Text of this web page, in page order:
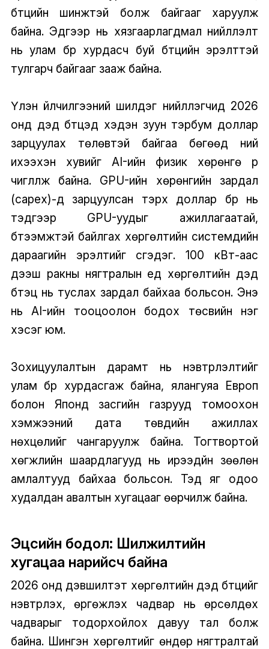
бүтцийн шинжтэй болж байгааг харуулж
байна. Эдгээр нь хязгаарлагдмал нийлүүлэлт
нь улам бүр хурдасч буй бүтцийн эрэлттэй
тулгарч байгааг зааж байна.
Үүлэн үйлчилгээний шилдэг нийлүүлэгчид 2026
онд дэд бүтцэд хэдэн зуун тэрбум доллар
зарцуулах төлөвтэй байгаа бөгөөд үүний
ихээхэн хувийг AI-ийн физик хөрөнгө рүү
чиглүүлж байна. GPU-ийн хөрөнгийн зардал
(capex)-д зарцуулсан тэрхүү доллар бүр нь
тэдгээр GPU-уудыг ажиллагаатай,
бүтээмжтэй байлгах хөргөлтийн системүүдийн
дараагийн эрэлтийг үүсгэдэг. 100 кВт-аас
дээш ракны нягтралын үед хөргөлтийн дэд
бүтэц нь туслах зардал байхаа больсон. Энэ
нь AI-ийн тооцоолон бодох төсвийн нэг
хэсэг юм.
Зохицуулалтын дарамт нь нэвтрүүлэлтийг
улам бүр хурдасгаж байна, ялангуяа Европ
болон Японд засгийн газрууд томоохон
хэмжээний дата төвүүдийн ажиллах
нөхцөлийг чангаруулж байна. Тогтвортой
хөгжлийн шаардлагууд нь ирээдүйн зөөлөн
амлалтууд байхаа больсон. Тэд яг одоо
худалдан авалтын хугацааг өөрчилж байна.
Эцсийн бодол: Шилжилтийн
хугацаа нарийсч байна
2026 онд дэвшилтэт хөргөлтийн дэд бүтцийг
нэвтрүүлэх, өргөжүүлэх чадвар нь өрсөлдөх
чадварыг тодорхойлох давуу тал болж
байна. Шингэн хөргөлтийг өндөр нягтралтай